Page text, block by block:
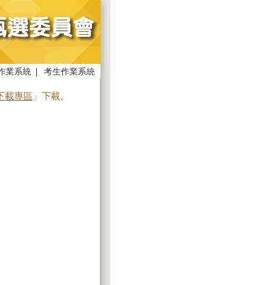
業系統 考生作業系統
載專區 」下載。